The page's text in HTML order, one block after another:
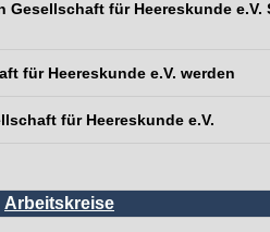
Gesellschaft für Heereskunde e.V.
für Heereskunde e.V. werden
für Heereskunde e.V.
Arbeitskreise